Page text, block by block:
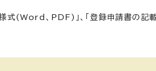
式(Word、PDF)」、「登録申請書の記